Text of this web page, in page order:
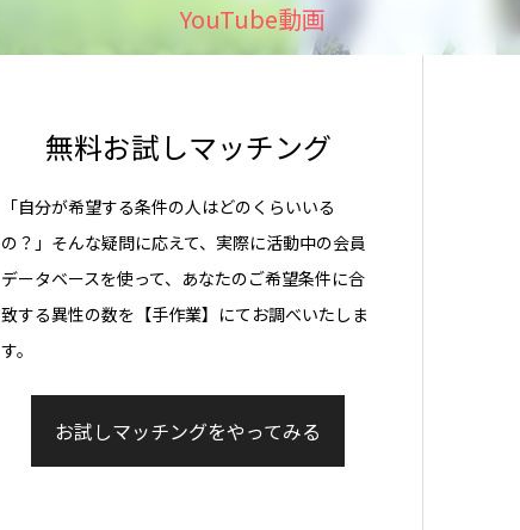
YouTube動画
無料お試しマッチング
「自分が希望する条件の人はどのくらいいる
の？」そんな疑問に応えて、実際に活動中の会員
データベースを使って、あなたのご希望条件に合
致する異性の数を【手作業】にてお調べいたしま
す。
お試しマッチングをやってみる